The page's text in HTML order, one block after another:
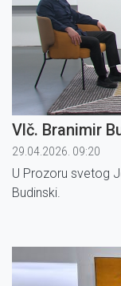
Vlč. Branimir
29.04.2026. 09:20
U Prozoru svetog
Budinski.